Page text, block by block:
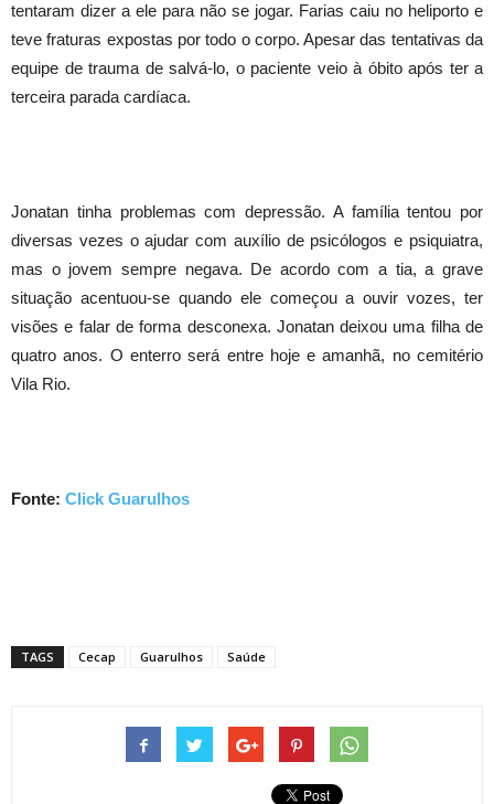
tentaram dizer a ele para não se jogar. Farias caiu no heliporto e
teve fraturas expostas por todo o corpo. Apesar das tentativas da
equipe de trauma de salvá-lo, o paciente veio à óbito após ter a
terceira parada cardíaca.
Jonatan tinha problemas com depressão. A família tentou por
diversas vezes o ajudar com auxílio de psicólogos e psiquiatra,
mas o jovem sempre negava. De acordo com a tia, a grave
situação acentuou-se quando ele começou a ouvir vozes, ter
visões e falar de forma desconexa. Jonatan deixou uma filha de
quatro anos. O enterro será entre hoje e amanhã, no cemitério
Vila Rio.
Fonte: Click Guarulhos
TAGS Cecap Guarulhos Saúde